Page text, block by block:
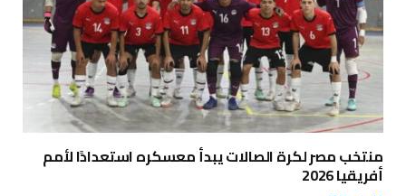
منتخب مصر لكرة الصالات يبدأ معسكره استعدادًا لأمم
أفريقيا 2026